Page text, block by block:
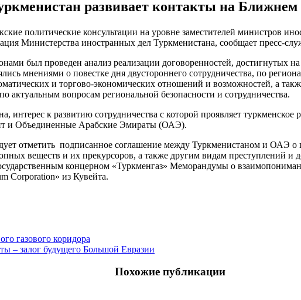
развивает контакты на Ближнем
политические консультации на уровне заместителей министров
Министерства иностранных дел Туркменистана, сообщает пресс-
был проведен анализ реализации договоренностей, достигнутых
мнениями о повестке дня двустороннего сотрудничества, по
и торгово-экономических отношений и возможностей, а
вопросам региональной безопасности и сотрудничества.
к развитию сотрудничества с которой проявляет туркменское
и Объединенные Арабские Эмираты (ОАЭ).
отметить подписанное соглашение между Туркменистаном и ОАЭ о
веществ и их прекурсоров, а также другим видам преступлений и
концерном «Туркменгаз» Меморандумы о
Corporation» из Кувейта.
газового коридора
– залог будущего Большой Евразии
Похожие публикации